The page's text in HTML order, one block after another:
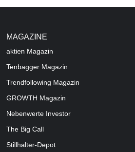
MAGAZINE
aktien Magazin
Tenbagger Magazin
Trendfollowing Magazin
GROWTH Magazin
Nebenwerte Investor
The Big Call
Stillhalter-Depot